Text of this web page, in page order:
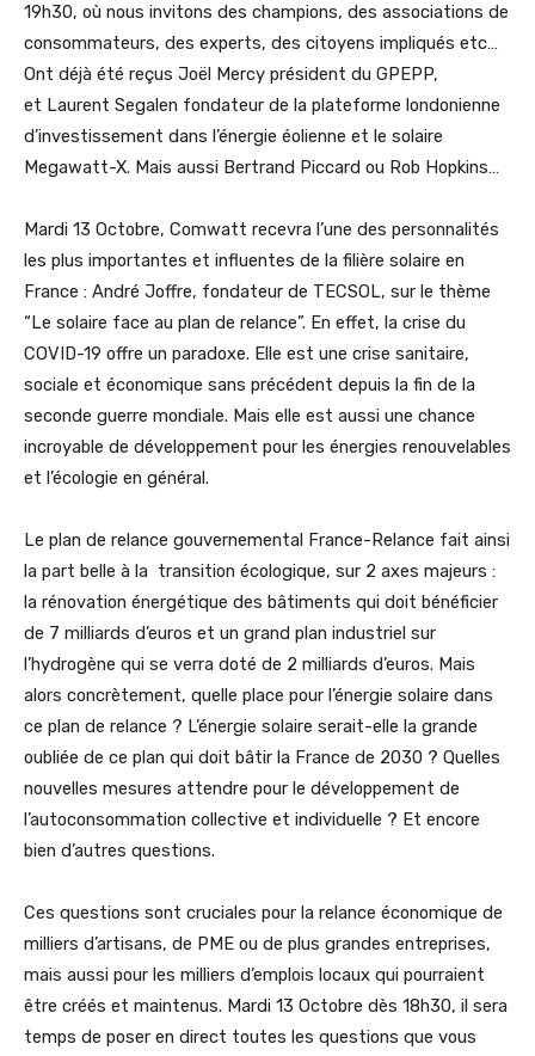
19h30, où nous invitons des champions, des associations de
consommateurs, des experts, des citoyens impliqués etc…
Ont déjà été reçus Joël Mercy président du GPEPP,
et Laurent Segalen fondateur de la plateforme londonienne
d’investissement dans l’énergie éolienne et le solaire
Megawatt-X. Mais aussi Bertrand Piccard ou Rob Hopkins…
Mardi 13 Octobre, Comwatt recevra l’une des personnalités
les plus importantes et influentes de la filière solaire en
France : André Joffre, fondateur de TECSOL, sur le thème
“Le solaire face au plan de relance”. En effet, la crise du
COVID-19 offre un paradoxe. Elle est une crise sanitaire,
sociale et économique sans précédent depuis la fin de la
seconde guerre mondiale. Mais elle est aussi une chance
incroyable de développement pour les énergies renouvelables
et l’écologie en général.
Le plan de relance gouvernemental France-Relance fait ainsi
la part belle à la transition écologique, sur 2 axes majeurs :
la rénovation énergétique des bâtiments qui doit bénéficier
de 7 milliards d’euros et un grand plan industriel sur
l’hydrogène qui se verra doté de 2 milliards d’euros. Mais
alors concrètement, quelle place pour l’énergie solaire dans
ce plan de relance ? L’énergie solaire serait-elle la grande
oubliée de ce plan qui doit bâtir la France de 2030 ? Quelles
nouvelles mesures attendre pour le développement de
l’autoconsommation collective et individuelle ? Et encore
bien d’autres questions.
Ces questions sont cruciales pour la relance économique de
milliers d’artisans, de PME ou de plus grandes entreprises,
mais aussi pour les milliers d’emplois locaux qui pourraient
être créés et maintenus. Mardi 13 Octobre dès 18h30, il sera
temps de poser en direct toutes les questions que vous